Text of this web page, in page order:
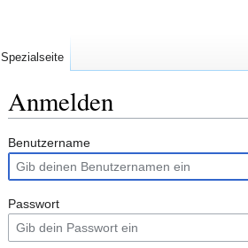
Anmelden
Zur
Navigation
springen
Zur
Suche
springen
Benutzername
Passwort
Spezialseite